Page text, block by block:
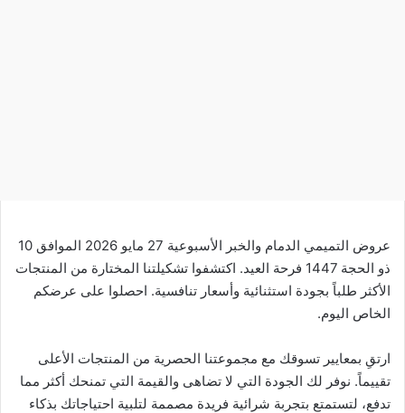
عروض التميمي الدمام والخبر الأسبوعية 27 مايو 2026 الموافق 10
ذو الحجة 1447 فرحة العيد. اكتشفوا تشكيلتنا المختارة من المنتجات
الأكثر طلباً بجودة استثنائية وأسعار تنافسية. احصلوا على عرضكم
الخاص اليوم.
ارتقِ بمعايير تسوقك مع مجموعتنا الحصرية من المنتجات الأعلى
تقييماً. نوفر لك الجودة التي لا تضاهى والقيمة التي تمنحك أكثر مما
تدفع، لتستمتع بتجربة شرائية فريدة مصممة لتلبية احتياجاتك بذكاء